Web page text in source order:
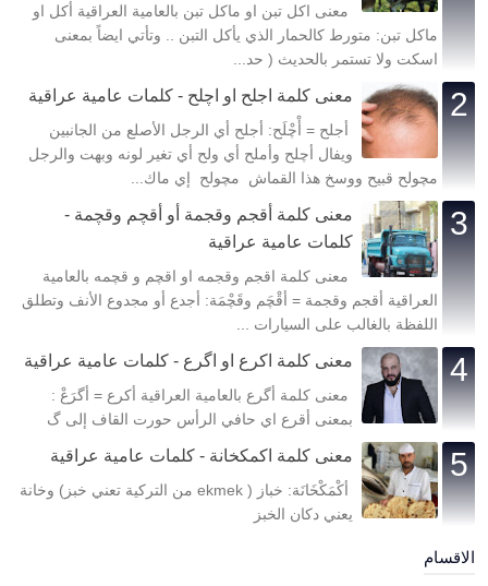
معنى اكل تبن او ماكل تبن بالعامية العراقية أكل او
ماكل تبن: متورط كالحمار الذي يأكل التبن .. وتأتي ايضاً بمعنى
اسكت ولا تستمر بالحديث ( حد...
معنى كلمة اجلح او اچلح - كلمات عامية عراقية
أجلح = أْچْلَح: أجلح أي الرجل الأصلع من الجانبين
ويفال أچلح وأملح أي ولح أي تغير لونه وبهت والرجل
مچولح قبيح ووسخ هذا القماش مچولح إي ماك...
معنى كلمة أقجم وقجمة أو أقچم وقچمة -
كلمات عامية عراقية
معنى كلمة اقجم وقجمه او اقچم و قچمه بالعامية
العراقية أقجم وقجمة = أقْچَم وقَچْمَة: أجدع أو مجدوع الأنف وتطلق
اللفظة بالغالب على السيارات ...
معنى كلمة اكرع او اگرع - كلمات عامية عراقية
معنى كلمة أگرع بالعامية العراقية أكرع = أگرَعْ :
بمعنى أقرع اي حافي الرأس حورت القاف إلى گ
معنى كلمة اكمكخانة - كلمات عامية عراقية
أكْمَكْخَانَة: خباز ( ekmek من التركية تعني خبز) وخانة
يعني دكان الخبز
الاقسام